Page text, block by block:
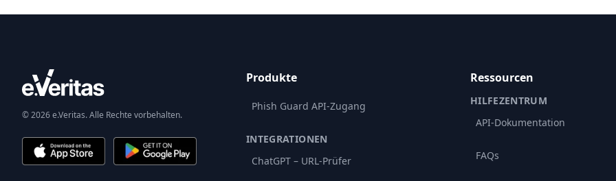
© 2026 e.Veritas. Alle Rechte vorbehalten.
Produkte
Phish Guard API-Zugang
INTEGRATIONEN
ChatGPT – URL-Prüfer
Ressourcen
HILFEZENTRUM
API-Dokumentation
FAQs